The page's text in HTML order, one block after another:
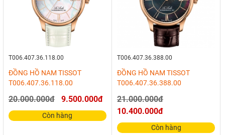
T006.407.36.118.00
ĐỒNG HỒ NAM TISSOT
T006.407.36.118.00
20.000.000đ 9.500.000đ
Còn hàng
T006.407.36.388.00
ĐỒNG HỒ NAM TISSOT
T006.407.36.388.00
21.000.000đ
10.400.000đ
Còn hàng